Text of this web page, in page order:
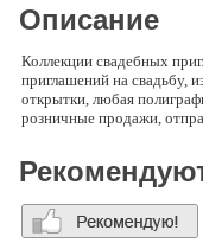
Описание
Коллекции свадебных
приглашений на свадьбу,
открытки, любая
розничные продажи,